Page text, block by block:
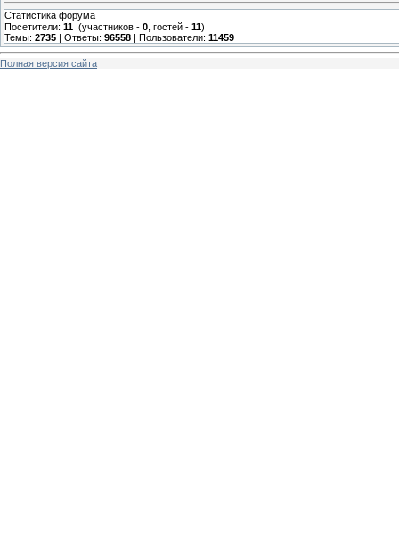
Статистика форума
Посетители: 11 (участников - 0 , гостей - 11)
Темы: 2735 | Ответы: 96558 | Пользователи: 11459
Полная версия сайта